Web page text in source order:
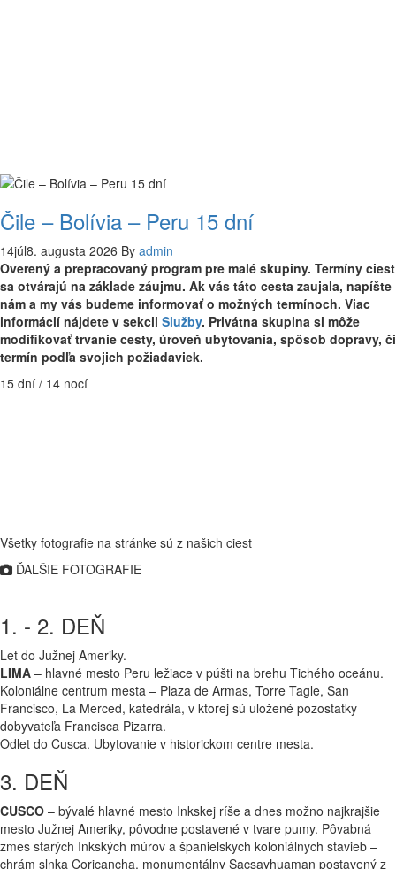
Čile – Bolívia – Peru 15 dní
14júl8. augusta 2026 By admin
Overený a prepracovaný program pre malé skupiny. Termíny ciest
sa otvárajú na základe záujmu. Ak vás táto cesta zaujala, napíšte
nám a my vás budeme informovať o možných termínoch. Viac
informácií nájdete v sekcii Služby. Privátna skupina si môže
modifikovať trvanie cesty, úroveň ubytovania, spôsob dopravy, či
termín podľa svojich požiadaviek.
15 dní / 14 nocí
Všetky fotografie na stránke sú z našich ciest
ĎALŠIE FOTOGRAFIE
1. - 2. DEŇ
Let do Južnej Ameriky.
LIMA – hlavné mesto Peru ležiace v púšti na brehu Tichého oceánu.
Koloniálne centrum mesta – Plaza de Armas, Torre Tagle, San
Francisco, La Merced, katedrála, v ktorej sú uložené pozostatky
dobyvateľa Francisca Pizarra.
Odlet do Cusca. Ubytovanie v historickom centre mesta.
3. DEŇ
CUSCO – bývalé hlavné mesto Inkskej ríše a dnes možno najkrajšie
mesto Južnej Ameriky, pôvodne postavené v tvare pumy. Pôvabná
zmes starých Inkských múrov a španielskych koloniálnych stavieb –
chrám slnka Coricancha, monumentálny Sacsayhuaman postavený z